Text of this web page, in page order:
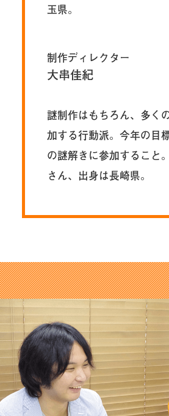
玉県。
制作ディレクター
大串佳紀
謎制作はもちろん、多く
加する行動派。今年の目
の謎解きに参加すること
さん、出身は長崎県。